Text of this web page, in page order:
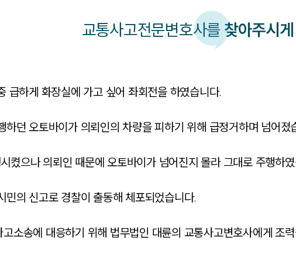
교통사고전문변호사를 찾아주시게
급하게 화장실에 가고 싶어 좌회전을 하였습니다.
하던 오토바이가 의뢰인의 차량을 피하기 위해 급정거하며 넘어졌
켰으나 의뢰인 때문에 오토바이가 넘어진지 몰라 그대로 주행하
민의 신고로 경찰이 출동해 체포되었습니다.
소송에 대응하기 위해 법무법인 대륜의 교통사고변호사에게 조